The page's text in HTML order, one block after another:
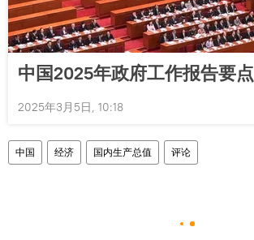
中国2025年政府工作报告要点
2025年3月5日, 10:18
中国 经济 国内生产总值 评论